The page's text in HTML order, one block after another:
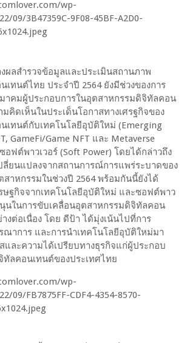
ผลสำรวจข้อมูลและประเมินสถานภาพ
ทนต์ไทย ประจำปี 2564 ยังมีช่วงของการ
าคมผู้ประกอบการในอุตสาหกรรมดิจิทัลคอน
คิดเห็นในประเด็นโอกาสทางเศรฐกิจของ
เทนต์กับเทคโนโลยีอุบัติใหม่ (Emerging
GameFi/Game NFT และ Metaverse
อฟต์พาวเวอร์ (Soft Power) โดยได้กล่าวถึง
ลี่ยนแปลงจากสถานการณ์การแพร่ระบาดของ
สาหกรรมในช่วงปี 2564 พร้อมกันนี้ยังได้
ษฐกิจจากเทคโนโลยีอุบัติใหม่ และซอฟต์พาว
นุนในการขับเคลื่อนอุตสาหกรรมดิจิทัลคอน
งต่อเนื่อง โดย ดีป้า ได้มุ่งเน้นไปที่การ
ณาการ และการนำเทคโนโลยีอุบัติใหม่มา
และความได้เปรียบทางธุรกิจแก่ผู้ประกอบ
ทัลคอนเทนต์ของประเทศไทย